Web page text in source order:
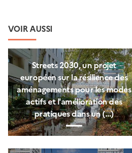
VOIR AUSSI
Streets 2030, un projet
européen sur la résilience des
aménagements pour les modes
actifs et l'amélioration des
pratiques dans un (…)